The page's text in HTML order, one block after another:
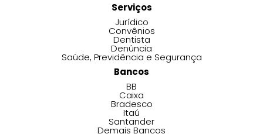
Serviços
Jurídico
Convênios
Dentista
Denúncia
Saúde, Previdência e Segurança
Bancos
BB
Caixa
Bradesco
Itaú
Santander
Demais Bancos